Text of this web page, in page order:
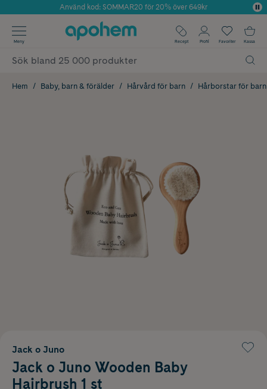
Årets Butik 2025 inom Skönhet
Använd kod: SOMMAR20 för 20% över 649kr
✓ Fri frakt
✓ Poäng på alla köp*
Meny Recept Profil Favoriter Kassa
Hem Baby, barn & förälder Hårvård för barn Hårborstar för barn
Jack o Juno
Jack o Juno Wooden Baby
Hairbrush 1 st